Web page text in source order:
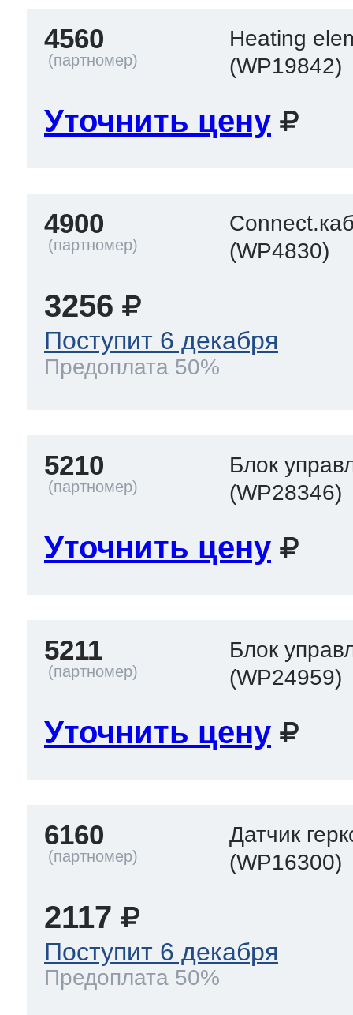
4560
Heating
(WP19842)
Уточнить цену
4900
(WP4830)
3256
Поступит 6 декабря
Предоплата 50%
5210
Блок
(WP28346)
Уточнить цену
5211
Блок
(WP24959)
Уточнить цену
6160
Датчик
(WP16300)
2117
Поступит 6 декабря
Предоплата 50%